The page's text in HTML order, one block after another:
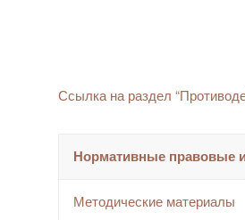
Ссылка на раздел
Нормативные правовые
Методические материалы